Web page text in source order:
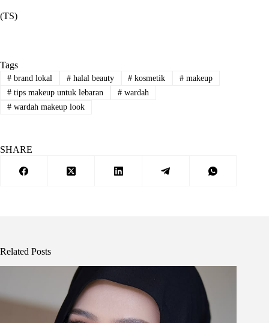
(TS)
Tags
#brand lokal #halal beauty # kosmetik # makeup
#tips makeup untuk lebaran #wardah
#wardah makeup look
SHARE
Related Posts